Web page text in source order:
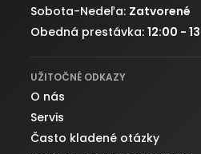
Sobota-Nedeľa: Zatvorené
Obedná prestávka: 12:00 -
UŽITOČNÉ ODKAZY
O nás
Servis
Často kladené otázky